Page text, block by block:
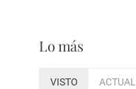
Lo más
VISTO ACTUAL